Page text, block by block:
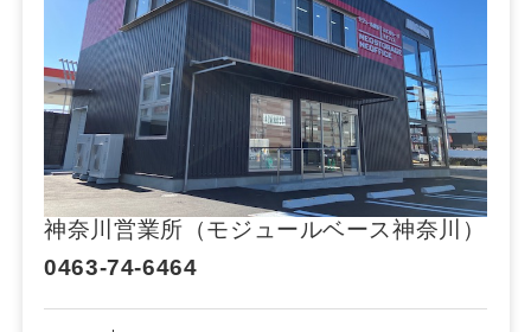
神奈川営業所（モジュールベース神奈川）
0463-74-6464